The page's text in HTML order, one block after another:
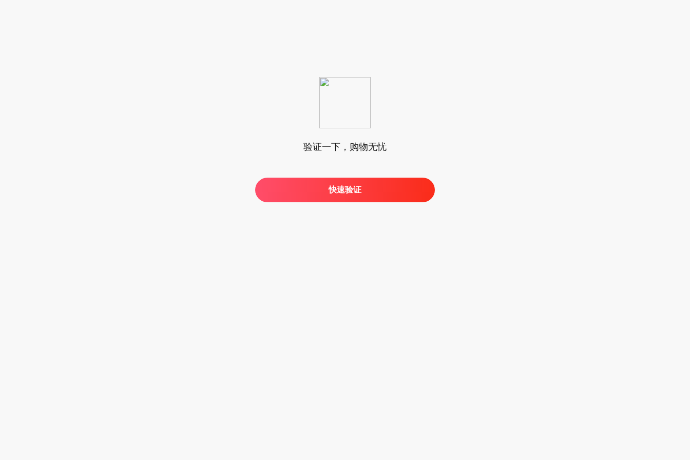
验证一下，购物无忧
快速验证